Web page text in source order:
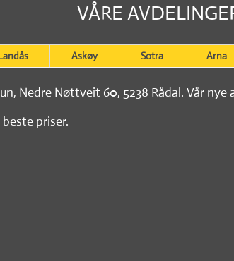
VÅRE
Askøy Sotra Arna
Nedre Nøttveit 60, 5238 Rådal. Vår nye
priser.